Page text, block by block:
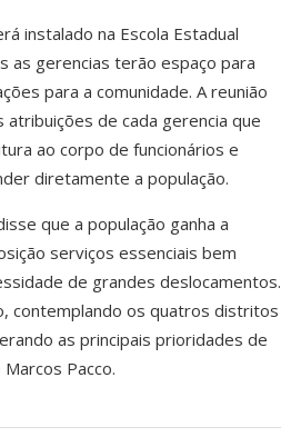
instalado na Escola Estadual
as gerencias terão espaço para
para a comunidade. A reunião
de cada gerencia que
ao corpo de funcionários e
diretamente a população.
que a população ganha a
serviços essenciais bem
de grandes deslocamentos.
contemplando os quatros distritos
as principais prioridades de
Pacco.